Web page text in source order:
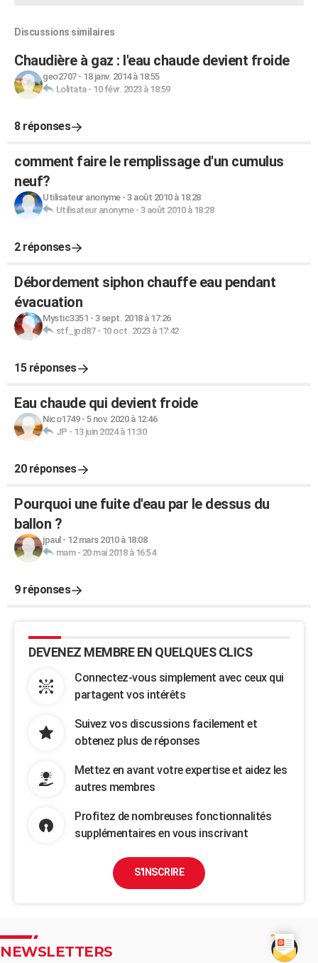
Discussions similaires
Chaudière à gaz : l'eau chaude devient froide
geo2707- 18 janv. 2014 à 18:55
Lolitata- 10 févr. 2023 à 18:59
8 réponses
comment faire le remplissage d'un cumulus
neuf?
Utilisateur anonyme- 3 août 2010 à 18:28
Utilisateur anonyme- 3 août 2010 à 18:28
2 réponses
Débordement siphon chauffe eau pendant
évacuation
Mystic3351 - 3 sept. 2018 à 17:26
stf_jpd87- 10 oct. 2023 à 17:42
15 réponses
Eau chaude qui devient froide
Nico1749- 5 nov. 2020 à 12:46
JP - 13 juin 2024 à 11:30
20 réponses
Pourquoi une fuite d'eau par le dessus du
ballon ?
jpaul - 12 mars 2010 à 18:08
mam- 20 mai 2018 à 16:54
9 réponses
DEVENEZ MEMBRE EN QUELQUES CLICS
Connectez-vous simplement avec ceux qui
partagent vos intérêts
Suivez vos discussions facilement et
obtenez plus de réponses
Mettez en avant votre expertise et aidez les
autres membres
Profitez de nombreuses fonctionnalités
supplémentaires en vous inscrivant
S'INSCRIRE
NEWSLETTERS